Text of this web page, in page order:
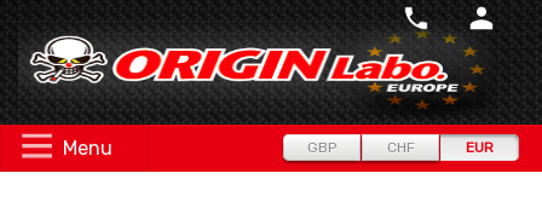
Menu GBP CHF EUR